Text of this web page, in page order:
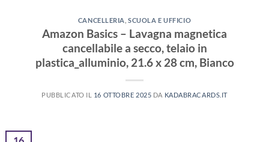
CANCELLERIA ,SCUOLA E UFFICIO
Amazon Basics – Lavagna magnetica
cancellabile a secco, telaio in
plastica_alluminio, 21.6 x 28 cm, Bianco
PUBBLICATO IL 16 OTTOBRE 2025 DA KADABRACARDS.IT